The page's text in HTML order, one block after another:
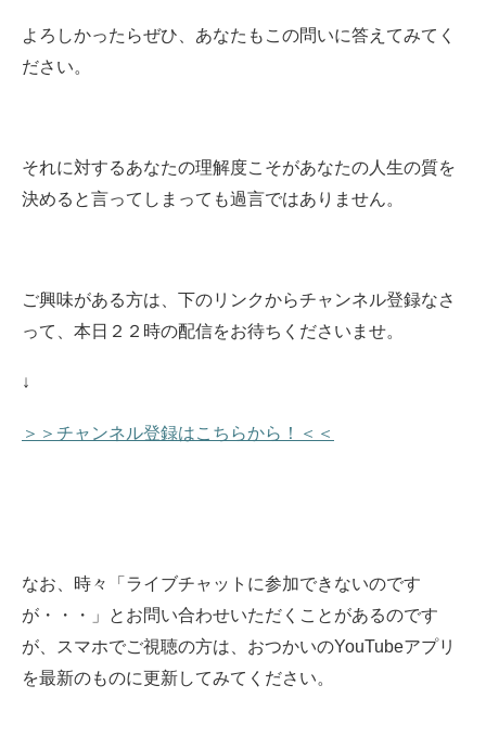
よろしかったらぜひ、あなたもこの問いに答えてみてく
ださい。
それに対するあなたの理解度こそがあなたの人生の質を
決めると言ってしまっても過言ではありません。
ご興味がある方は、下のリンクからチャンネル登録なさ
って、本日２２時の配信をお待ちくださいませ。
↓
＞＞チャンネル登録はこちらから！＜＜
なお、時々「ライブチャットに参加できないのです
が・・・」とお問い合わせいただくことがあるのです
が、スマホでご視聴の方は、おつかいのYouTubeアプリ
を最新のものに更新してみてください。